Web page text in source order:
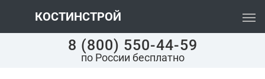
КОСТИНСТРОЙ
8 (800) 550-44-59
по России бесплатно